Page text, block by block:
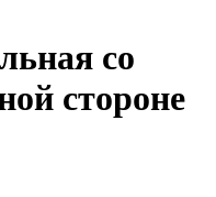
со
стороне